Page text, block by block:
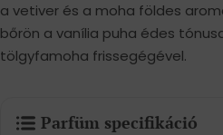
a vetiver és a moha földes
bőrön a vanília puha édes
tölgyfamoha frissegégével.
Parfüm specifikáció